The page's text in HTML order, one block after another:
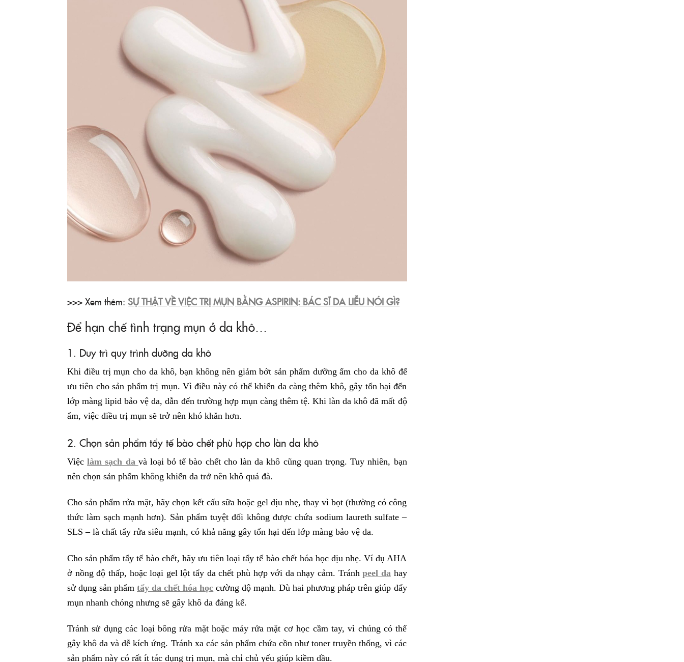
>>> Xem thêm: SỰ THẬT VỀ VIỆC TRỊ MỤN BẰNG ASPIRIN: BÁC SĨ DA LIỄU NÓI GÌ?
Để hạn chế tình trạng mụn ở da khô…
1. Duy trì quy trình dưỡng da khô
Khi điều trị mụn cho da khô, bạn không nên giảm bớt sản phẩm dưỡng ẩm cho da khô để
ưu tiên cho sản phẩm trị mụn. Vì điều này có thể khiến da càng thêm khô, gây tổn hại đến
lớp màng lipid bảo vệ da, dẫn đến trường hợp mụn càng thêm tệ. Khi làn da khô đã mất độ
ẩm, việc điều trị mụn sẽ trở nên khó khăn hơn.
2. Chọn sản phẩm tẩy tế bào chết phù hợp cho làn da khô
Việclàm sạch da và loại bỏ tế bào chết cho làn da khô cũng quan trọng. Tuy nhiên, bạn
nên chọn sản phẩm không khiến da trở nên khô quá đà.
Cho sản phẩm rửa mặt, hãy chọn kết cấu sữa hoặc gel dịu nhẹ, thay vì bọt (thường có công
thức làm sạch mạnh hơn). Sản phẩm tuyệt đối không được chứa sodium laureth sulfate –
SLS – là chất tẩy rửa siêu mạnh, có khả năng gây tổn hại đến lớp màng bảo vệ da.
Cho sản phẩm tẩy tế bào chết, hãy ưu tiên loại tẩy tế bào chết hóa học dịu nhẹ. Ví dụ AHA
ở nồng độ thấp, hoặc loại gel lột tẩy da chết phù hợp với da nhạy cảm. Tránhpeel da hay
sử dụng sản phẩm tẩy da chết hóa học cường độ mạnh. Dù hai phương pháp trên giúp đẩy
mụn nhanh chóng nhưng sẽ gây khô da đáng kể.
Tránh sử dụng các loại bông rửa mặt hoặc máy rửa mặt cơ học cầm tay, vì chúng có thể
gây khô da và dễ kích ứng. Tránh xa các sản phẩm chứa cồn như toner truyền thống, vì các
sản phẩm này có rất ít tác dụng trị mụn, mà chỉ chủ yếu giúp kiềm dầu.